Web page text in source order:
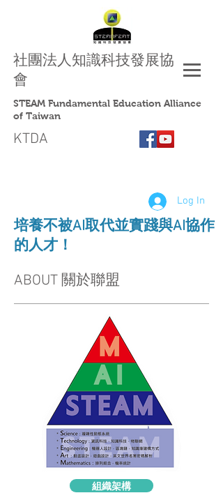
社團法人知識科技發展協
會
STEAM Fundamental Education Alliance
of Taiwan
KTDA
Log In
​培養不被AI取代並實踐與AI協作
的人才！
ABOUT 關於聯盟
組織架構